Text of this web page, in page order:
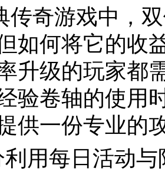
传奇游戏中，
如何将它的收
升级的玩家都
验卷轴的使用
供一份专业的
利用每日活动